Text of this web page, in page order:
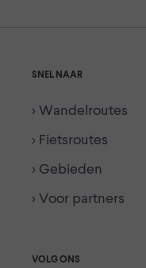
SNEL NAAR
> Wandelroutes
> Fietsroutes
> Gebieden
> Voor partners
VOLG ONS